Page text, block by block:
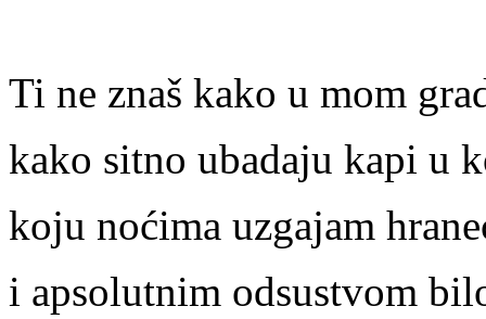
Ti ne znaš kako u mom
kako sitno ubadaju kapi u
koju noćima uzgajam
i apsolutnim odsustvom